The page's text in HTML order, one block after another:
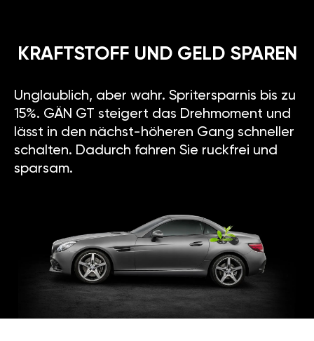
KRAFTSTOFF UND GELD SPAREN
Unglaublich, aber wahr. Spritersparnis bis zu
15%. GÄN GT steigert das Drehmoment und
lässt in den nächst-höheren Gang schneller
schalten. Dadurch fahren Sie ruckfrei und
sparsam.